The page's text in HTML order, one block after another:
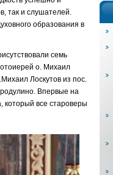
так и слушателей.
образования в
семь
о. Михаил
Лоскутов из пос.
Впервые на
который все староверы